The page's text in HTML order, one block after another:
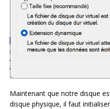
Maintenant que notre disque
disque physique, il faut